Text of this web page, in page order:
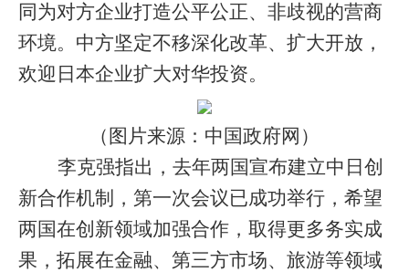
同为对方企业打造公平公正、非歧视的营商
环境。中方坚定不移深化改革、扩大开放，
欢迎日本企业扩大对华投资。
（图片来源：中国政府网）
李克强指出，去年两国宣布建立中日创
新合作机制，第一次会议已成功举行，希望
两国在创新领域加强合作，取得更多务实成
果，拓展在金融、第三方市场、旅游等领域